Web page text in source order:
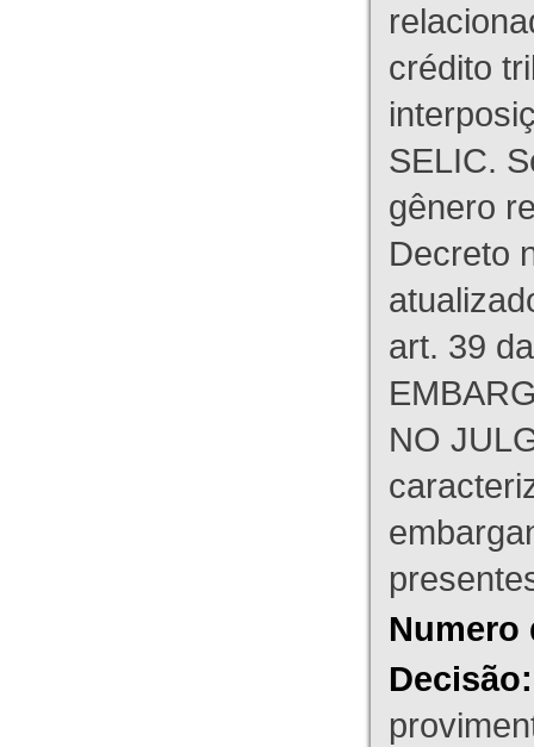
crédito
SELIC.
gênero
Decreto
art. 39
NO
Numero
Decisão: